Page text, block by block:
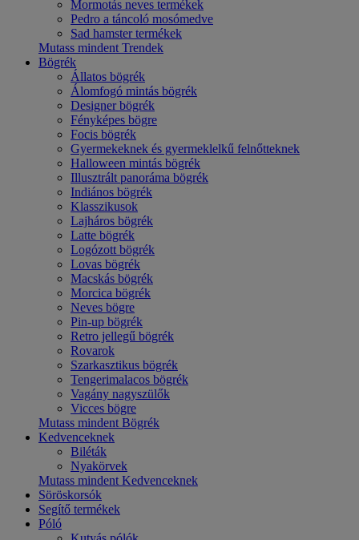
Mormotás neves termékek
Pedro a táncoló mosómedve
Sad hamster termékek
Mutass mindent Trendek
Bögrék
Állatos bögrék
Álomfogó mintás bögrék
Designer bögrék
Fényképes bögre
Focis bögrék
Gyermekeknek és gyermeklelkű felnőtteknek
Halloween mintás bögrék
Illusztrált panoráma bögrék
Indiános bögrék
Klasszikusok
Lajháros bögrék
Latte bögrék
Logózott bögrék
Lovas bögrék
Macskás bögrék
Morcica bögrék
Neves bögre
Pin-up bögrék
Retro jellegű bögrék
Rovarok
Szarkasztikus bögrék
Tengerimalacos bögrék
Vagány nagyszülők
Vicces bögre
Mutass mindent Bögrék
Kedvenceknek
Biléták
Nyakörvek
Mutass mindent Kedvenceknek
Söröskorsók
Segítő termékek
Póló